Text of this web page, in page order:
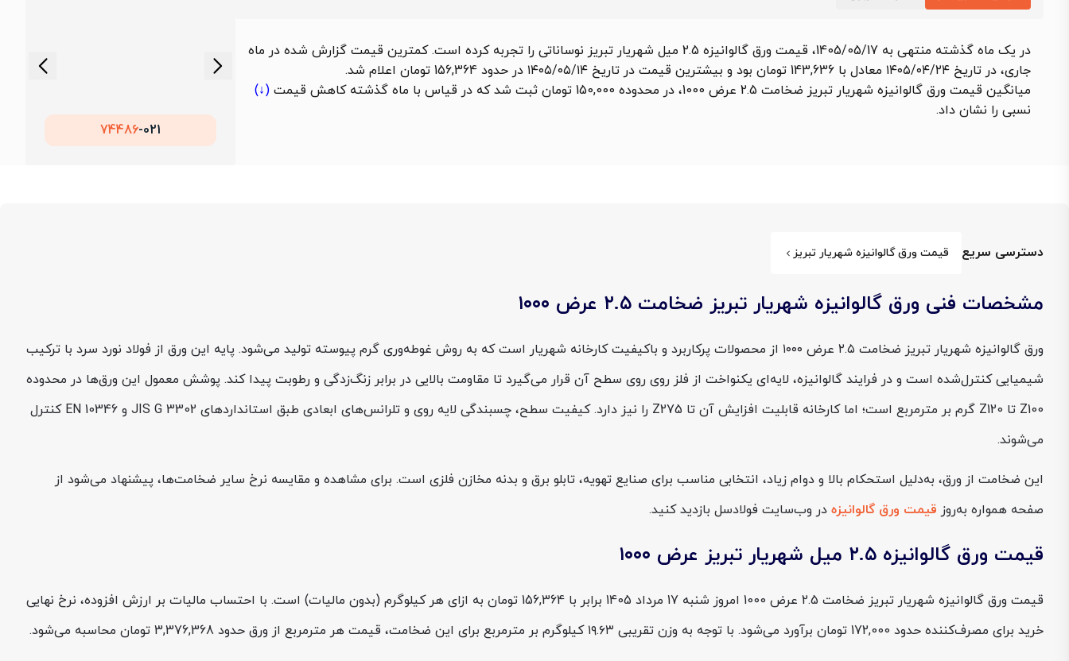
در یک ماه گذشته منتهی به 1405/05/17، قیمت ورق گالوانیزه 2.5 میل شهریار تبریز نوساناتی را تجربه کرده است. کمترین قیمت گزارش شده در ماه
جاری، در تاریخ ۱۴۰۵/۰۴/۲۴ معادل با 143,636 تومان بود و بیشترین قیمت در تاریخ ۱۴۰۵/۰۵/۱۴ در حدود 156,364 تومان اعلام شد.
میانگین قیمت ورق گالوانیزه شهریار تبریز ضخامت 2.5 عرض 1000، در محدوده 150,000 تومان ثبت شد که در قیاس با ماه گذشته
کاهش قیمت (↓)
نسبی را نشان داد.
021-
74486
دسترسی سریع قیمت ورق گالوانیزه شهریار تبریز
مشخصات فنی ورق گالوانیزه شهریار تبریز ضخامت ۲.۵ عرض ۱۰۰۰
ورق گالوانیزه شهریار تبریز ضخامت ۲.۵ عرض ۱۰۰۰ از محصولات پرکاربرد و باکیفیت کارخانه شهریار است که به روش غوطه‌وری گرم پیوسته تولید می‌شود. پایه این ورق از فولاد نورد سرد با ترکیب
شیمیایی کنترل‌شده است و در فرایند گالوانیزه، لایه‌ای یکنواخت از فلز روی روی سطح آن قرار می‌گیرد تا مقاومت بالایی در برابر زنگ‌زدگی و رطوبت پیدا کند. پوشش معمول این ورق‌ها در محدوده
Z100 تا Z120 گرم بر مترمربع است؛ اما کارخانه قابلیت افزایش آن تا Z275 را نیز دارد. کیفیت سطح، چسبندگی لایه روی و تلرانس‌های ابعادی طبق استانداردهای JIS G 3302 و EN 10346 کنترل
می‌شوند.
این ضخامت از ورق، به‌دلیل استحکام بالا و دوام زیاد، انتخابی مناسب برای صنایع تهویه، تابلو برق و بدنه مخازن فلزی است. برای مشاهده و مقایسه نرخ سایر ضخامت‌ها، پیشنهاد می‌شود از
صفحه همواره به‌روز قیمت ورق گالوانیزه در وب‌سایت فولادسل بازدید کنید.
قیمت ورق گالوانیزه ۲.۵ میل شهریار تبریز عرض ۱۰۰۰
قیمت ورق گالوانیزه شهریار تبریز ضخامت 2.5 عرض 1000 امروز شنبه 17 مرداد 1405 برابر با 156,364 تومان به ازای هر کیلوگرم (بدون مالیات) است. با احتساب مالیات بر ارزش افزوده، نرخ نهایی
خرید برای مصرف‌کننده حدود 172,000 تومان برآورد می‌شود. با توجه به وزن تقریبی ۱۹.۶۳ کیلوگرم بر مترمربع برای این ضخامت، قیمت هر مترمربع از ورق حدود 3,376,368 تومان محاسبه می‌شود.